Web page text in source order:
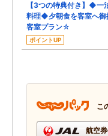
【3つの特典付き】◆
料理◆夕朝食を客室へ
客室プラン☆
ポイントUP
こ
航空